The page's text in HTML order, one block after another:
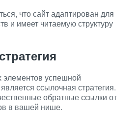
что сайт адаптирован для
и имеет читаемую структуру
успешной
ссылочная стратегия.
обратные ссылки от
в вашей нише.